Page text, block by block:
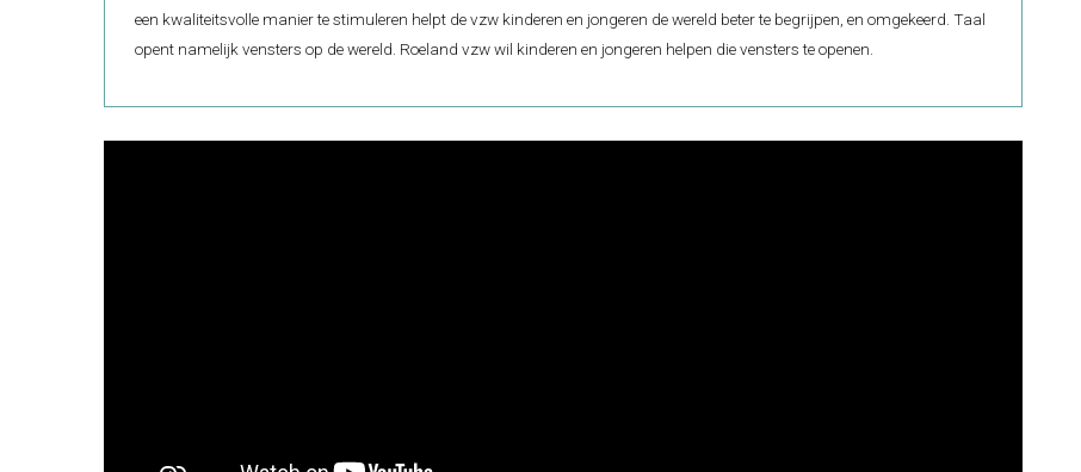
een kwaliteitsvolle manier te stimuleren helpt de vzw kinderen en jongeren de wereld beter te begrijpen, en omgekeerd. Taal
opent namelijk vensters op de wereld. Roeland vzw wil kinderen en jongeren helpen die vensters te openen.